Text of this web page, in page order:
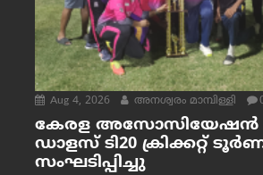
Aug 4, 2026 അനശ്വരം മാമ്പിള്ളി
കേരള
ഡാളസ് ടി20 ക്രിക്കറ്റ്
സംഘടിപ്പിച്ചു